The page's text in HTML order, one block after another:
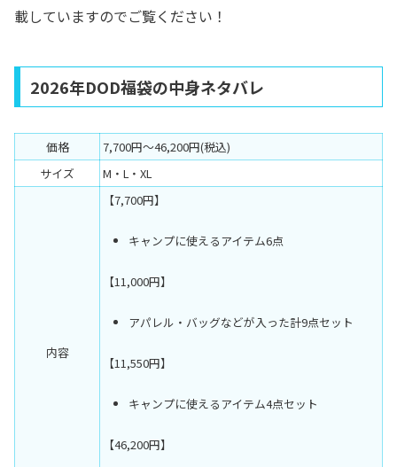
載していますのでご覧ください！
2026年DOD福袋の中身ネタバレ
価格
7,700円〜46,200円(税込)
サイズ
M・L・XL
内容
【7,700円】
キャンプに使えるアイテム6点
【11,000円】
アパレル・バッグなどが入った計9点セット
【11,550円】
キャンプに使えるアイテム4点セット
【46,200円】